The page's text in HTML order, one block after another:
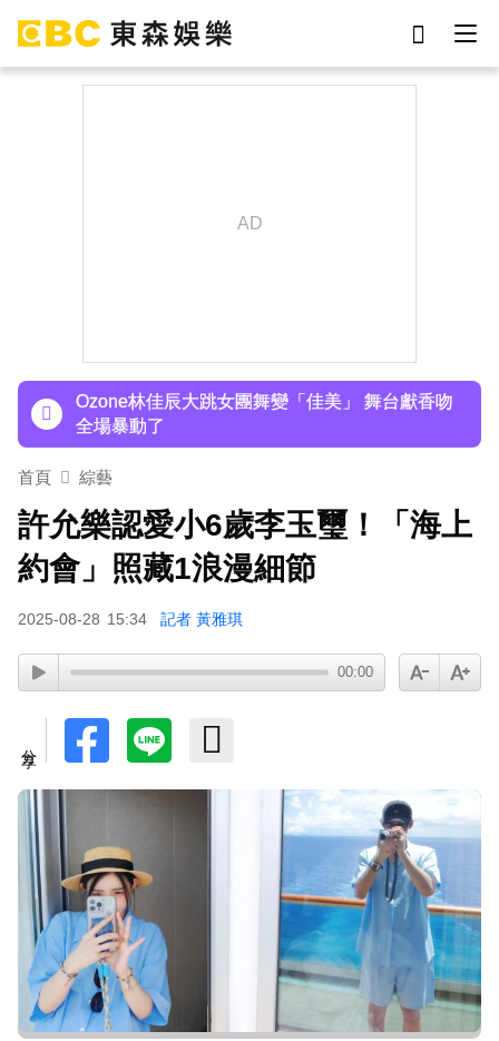
Ozone林佳辰大跳女團舞變「佳美」 舞台獻香吻
全場暴動了
資深男星爆離世！後輩發文哀悼 享年72歲
首爾公園音樂節來台！SUPER JUNIOR-K.R.Y.成
軍20週年 破天荒高雄合體
家成邊佑錫師妹
富婆砸錢拍短劇塞60場吻戲！男星爆「開房被包
養」 親上火線揭真相
泰男團Dragon 5男星爆死訊！騎單車離家失聯 陳
屍河中驚見「20公斤重物」
女星告別9年演藝圈！轉行當計程車司機 曝收入：
下載東森App，隨時掌握天下大小事！
NiziU時隔兩年訪台 華西街取景吸粉朝聖
首頁 綜藝
許允樂認愛小6歲李玉璽！「海上
約會」照藏1浪漫細節
2025-08-28 15:34 記者 黃雅琪
00:00